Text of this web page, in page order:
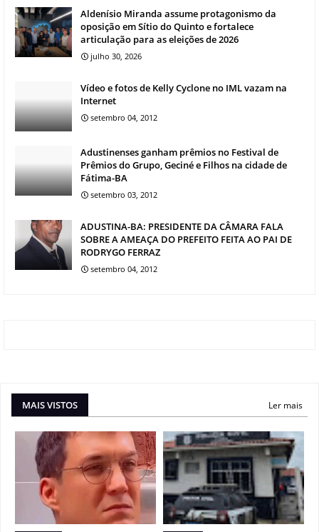
Aldenísio Miranda assume protagonismo da
oposição em Sítio do Quinto e fortalece
articulação para as eleições de 2026
julho 30, 2026
Vídeo e fotos de Kelly Cyclone no IML vazam na
Internet
setembro 04, 2012
Adustinenses ganham prêmios no Festival de
Prêmios do Grupo, Geciné e Filhos na cidade de
Fátima-BA
setembro 03, 2012
ADUSTINA-BA: PRESIDENTE DA CÂMARA FALA
SOBRE A AMEAÇA DO PREFEITO FEITA AO PAI DE
RODRYGO FERRAZ
setembro 04, 2012
MAIS VISTOS Ler mais